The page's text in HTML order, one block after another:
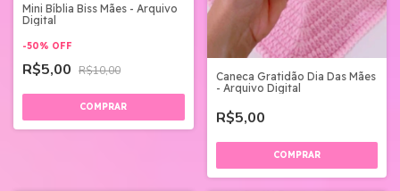
Mini Bíblia Biss Mães - Arquivo
Digital
-50% OFF
R$5,00 R$10,00
Caneca Gratidão Dia Das Mães
- Arquivo Digital
R$5,00